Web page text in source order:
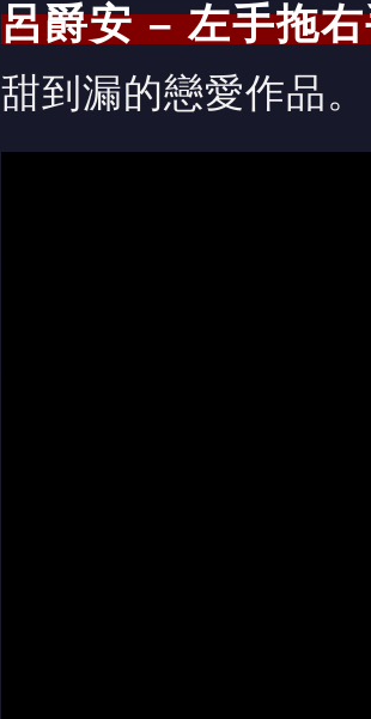
呂爵安 – 左手拖
甜到漏的戀愛作品。